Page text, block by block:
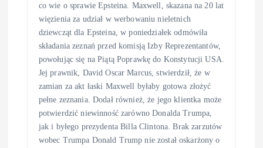
co wie o sprawie Epsteina. Maxwell, skazana na 20 lat
więzienia za udział w werbowaniu nieletnich
dziewcząt dla Epsteina, w poniedziałek odmówiła
składania zeznań przed komisją Izby Reprezentantów,
powołując się na Piątą Poprawkę do Konstytucji USA.
Jej prawnik, David Oscar Marcus, stwierdził, że w
zamian za akt łaski Maxwell byłaby gotowa złożyć
pełne zeznania. Dodał również, że jego klientka może
potwierdzić niewinność zarówno Donalda Trumpa,
jak i byłego prezydenta Billa Clintona. Brak zarzutów
wobec Trumpa Donald Trump nie został oskarżony o